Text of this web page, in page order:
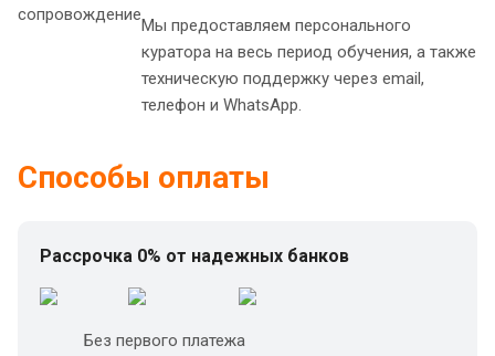
Мы предоставляем персонального
куратора на весь период обучения, а также
техническую поддержку через email,
телефон и WhatsApp.
Способы оплаты
Рассрочка 0% от надежных банков
Без первого платежа